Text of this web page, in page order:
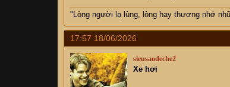
"Lòng người lạ lùng, lòng hay thương nhớ
17:57 18/06/2026
sieusaodeche2
Xe hơi